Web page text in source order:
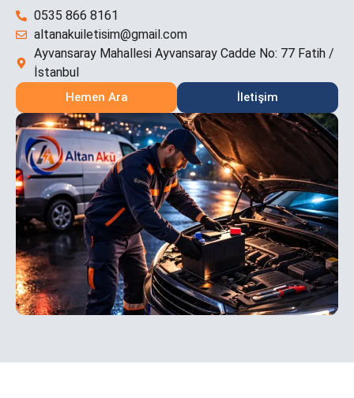
0535 866 8161
altanakuiletisim@gmail.com
Ayvansaray Mahallesi Ayvansaray Cadde No: 77 Fatih /
İstanbul
Hemen Ara İletişim